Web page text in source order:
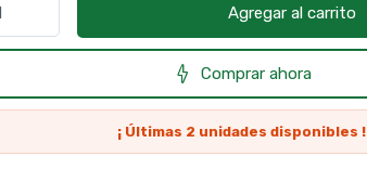
Agregar al carrito
Comprar ahora
¡ Últimas 2 unidades disponibles !